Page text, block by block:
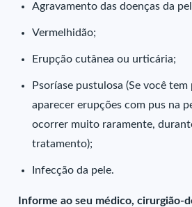
Agravamento das doenças da
Vermelhidão;
Erupção cutânea ou urticária;
Psoríase pustulosa (Se você
aparecer erupções com pus na
ocorrer muito raramente,
tratamento);
Infecção da pele.
Informe ao seu médico, cirurgião-